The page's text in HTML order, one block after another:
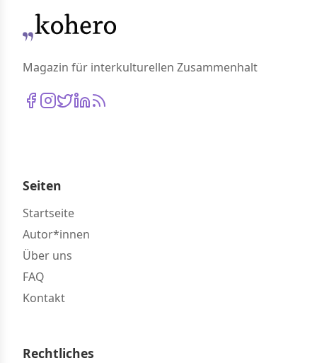
Magazin für interkulturellen Zusammenhalt
Seiten
Startseite
Autor*innen
Über uns
FAQ
Kontakt
Rechtliches